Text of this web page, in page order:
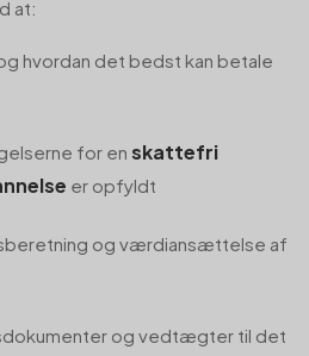
at:
hvordan det bedst kan betale
for en skattefri
er opfyldt
og værdiansættelse af
og vedtægter til det